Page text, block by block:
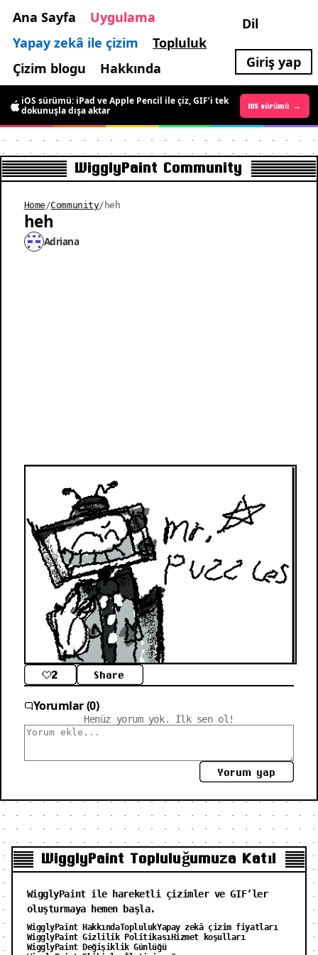
Ana Sayfa
Uygulama
Yapay zekâ ile çizim
Topluluk
Çizim blogu
Hakkında
Dil
Giriş yap
Android sürümü →
iOS sürümü: iPad ve Apple Pencil ile çiz, GIF’i tek
dokunuşla dışa aktar
iOS sürümü →
WigglyPaint Community
Home /Community/ heh
heh
Adriana
2 Share
Yorumlar (0)
Henüz yorum yok. İlk sen ol!
Yorum yap
WigglyPaint Topluluğumuza Katıl
WigglyPaint ile hareketli çizimler ve GIF’ler
oluşturmaya hemen başla.
WigglyPaint HakkındaToplulukYapay zekâ çizim fiyatları
WigglyPaint Gizlilik PolitikasıHizmet koşulları
WigglyPaint Değişiklik Günlüğü